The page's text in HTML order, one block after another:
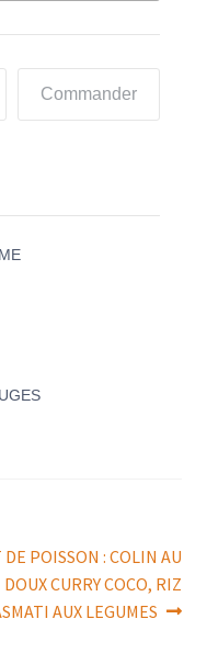
Commander
:
DE POISSON : COLIN AU
DOUX CURRY COCO, RIZ
AUX LEGUMES